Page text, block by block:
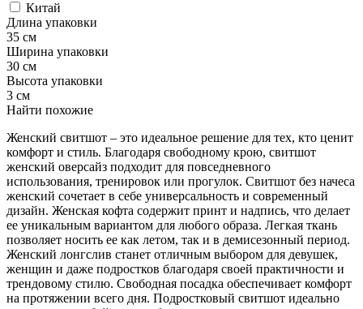
Китай
Длина упаковки
35 см
Ширина упаковки
30 см
Высота упаковки
3 см
Найти похожие
Женский свитшот – это идеальное решение для тех, кто ценит
комфорт и стиль. Благодаря свободному крою, свитшот
женский оверсайз подходит для повседневного
использования, тренировок или прогулок. Свитшот без начеса
женский сочетает в себе универсальность и современный
дизайн. Женская кофта содержит принт и надпись, что делает
ее уникальным вариантом для любого образа. Легкая ткань
позволяет носить ее как летом, так и в демисезонный период.
Женский лонгслив станет отличным выбором для девушек,
женщин и даже подростков благодаря своей практичности и
трендовому стилю. Свободная посадка обеспечивает комфорт
на протяжении всего дня. Подростковый свитшот идеально